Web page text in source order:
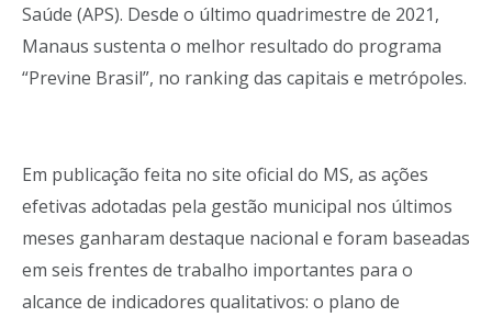
Saúde (APS). Desde o último quadrimestre de 2021,
Manaus sustenta o melhor resultado do programa
“Previne Brasil”, no ranking das capitais e metrópoles.
Em publicação feita no site oficial do MS, as ações
efetivas adotadas pela gestão municipal nos últimos
meses ganharam destaque nacional e foram baseadas
em seis frentes de trabalho importantes para o
alcance de indicadores qualitativos: o plano de